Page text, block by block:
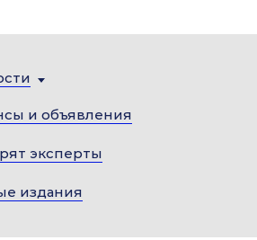
и объявления
эксперты
издания